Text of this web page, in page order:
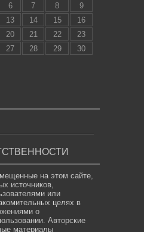
6 7 8
9
13 14 15
16
20 21 22
23
27 28 29
30
на этом сайте,
источников,
или
целях в
о
Авторские
материалы